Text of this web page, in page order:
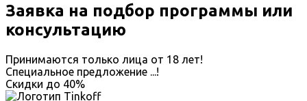
Заявка на подбор программы или
консультацию
Принимаются только лица от 18 лет!
Специальное предложение
!
Скидки до 40%